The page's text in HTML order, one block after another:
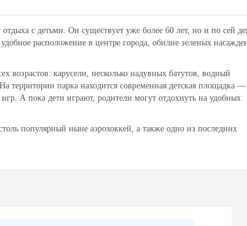
с детьми. Он существует уже более 60 лет, но и по сей
расположение в центре города, обилие зеленых
возрастов: карусели, несколько надувных батутов, водный
территории парка находится современная детская площадка —
А пока дети играют, родители могут отдохнуть на удобных
популярный ныне аэрохоккей, а также одно из последних